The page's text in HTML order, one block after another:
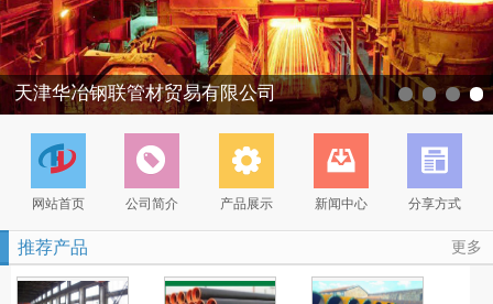
天津华冶钢联管材贸易有限公司
网站首页 公司简介 产品展示 新闻中心 分享方式
更多
推荐产品